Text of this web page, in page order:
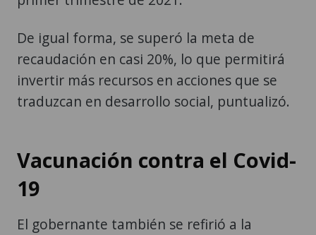
De igual forma, se superó la meta de
recaudación en casi 20%, lo que permitirá
invertir más recursos en acciones que se
traduzcan en desarrollo social, puntualizó.
Vacunación contra el Covid-
19
El gobernante también se refirió a la